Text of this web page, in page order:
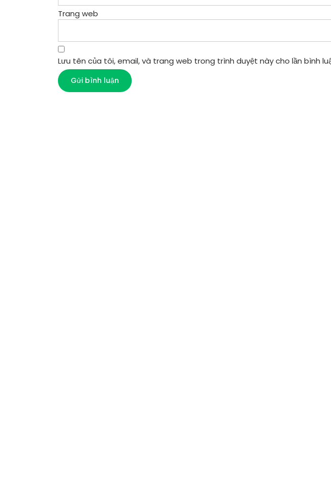
Trang web
Lưu tên của tôi, email, và trang web trong trình duyệt này cho lần bình